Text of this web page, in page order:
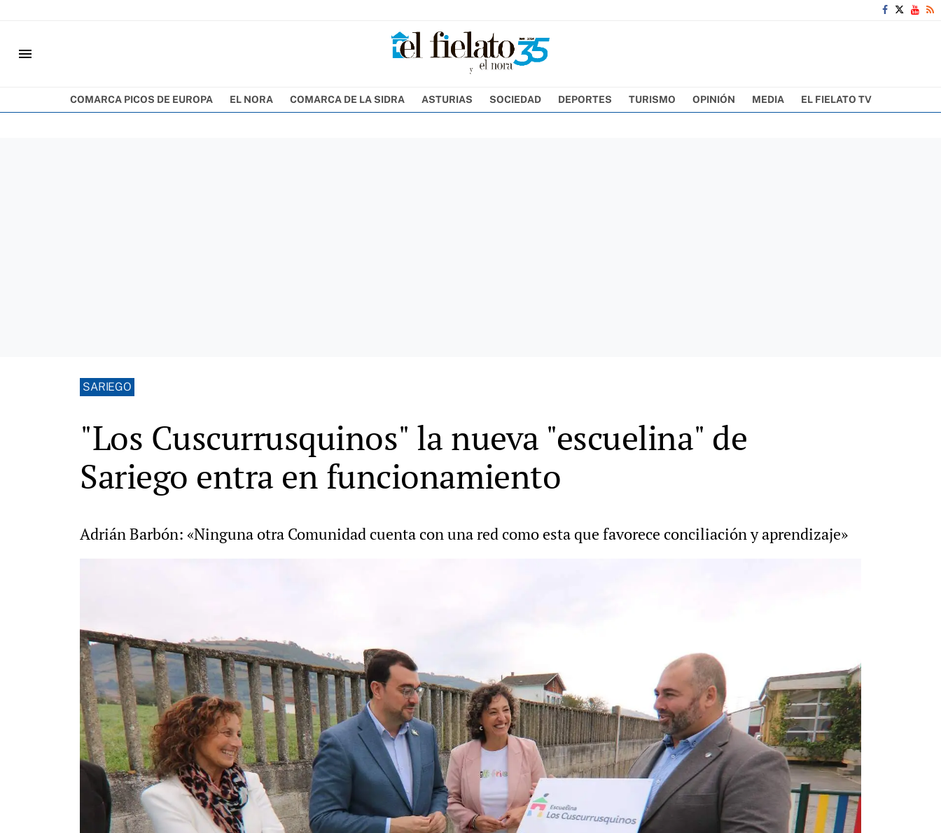
menu
COMARCA PICOS DE EUROPA EL NORA COMARCA DE LA SIDRA ASTURIAS SOCIEDAD DEPORTES TURISMO OPINIÓN MEDIA EL FIELATO TV
SARIEGO
"Los Cuscurrusquinos" la nueva "escuelina" de
Sariego entra en funcionamiento
Adrián Barbón: «Ninguna otra Comunidad cuenta con una red como esta que favorece conciliación y aprendizaje»